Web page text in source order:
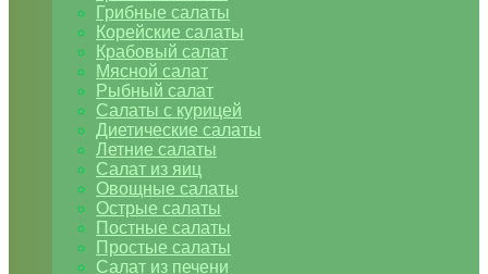
Грибные салаты
Корейские салаты
Крабовый салат
Мясной салат
Рыбный салат
Салаты с курицей
Диетические салаты
Летние салаты
Салат из яиц
Овощные салаты
Острые салаты
Постные салаты
Простые салаты
Салат из печени